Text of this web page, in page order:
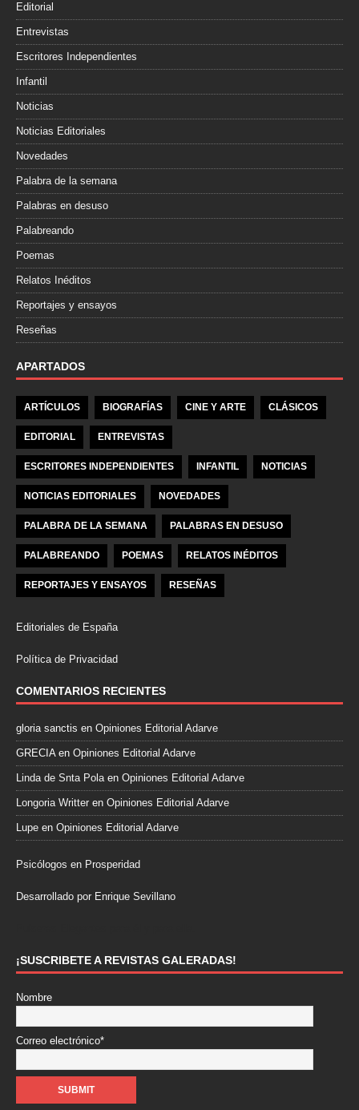
Editorial
Entrevistas
Escritores Independientes
Infantil
Noticias
Noticias Editoriales
Novedades
Palabra de la semana
Palabras en desuso
Palabreando
Poemas
Relatos Inéditos
Reportajes y ensayos
Reseñas
APARTADOS
ARTÍCULOS BIOGRAFÍAS CINE Y ARTE CLÁSICOS
EDITORIAL ENTREVISTAS
ESCRITORES INDEPENDIENTES INFANTIL NOTICIAS
NOTICIAS EDITORIALES NOVEDADES
PALABRA DE LA SEMANA PALABRAS EN DESUSO
PALABREANDO POEMAS RELATOS INÉDITOS
REPORTAJES Y ENSAYOS RESEÑAS
Editoriales de España
Política de Privacidad
COMENTARIOS RECIENTES
gloria sanctis en Opiniones Editorial Adarve
GRECIAen Opiniones Editorial Adarve
Linda de Snta Polaen Opiniones Editorial Adarve
Longoria Writter en Opiniones Editorial Adarve
Lupe en Opiniones Editorial Adarve
Psicólogos en Prosperidad
Desarrollado por Enrique Sevillano
¡SUSCRIBETE A REVISTAS GALERADAS!
Nombre
Correo electrónico*